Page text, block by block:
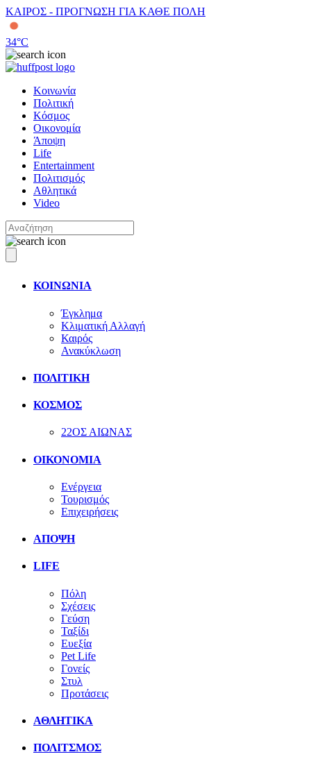
ΚΑΙΡΟΣ - ΠΡΟΓΝΩΣΗ ΓΙΑ ΚΑΘΕ ΠΟΛΗ
34°C
Κοινωνία
Πολιτική
Κόσμος
Οικονομία
Άποψη
Life
Entertainment
Πολιτισμός
Αθλητικά
Video
ΚΟΙΝΩΝΙΑ
Έγκλημα
Κλιματική Αλλαγή
Καιρός
Ανακύκλωση
ΠΟΛΙΤΙΚΗ
ΚΟΣΜΟΣ
22ΟΣ ΑΙΩΝΑΣ
ΟΙΚΟΝΟΜΙΑ
Ενέργεια
Τουρισμός
Επιχειρήσεις
ΑΠΟΨΗ
LIFE
Πόλη
Σχέσεις
Γεύση
Ταξίδι
Ευεξία
Pet Life
Γονείς
Στυλ
Προτάσεις
ΑΘΛΗΤΙΚΑ
ΠΟΛΙΤΣΜΟΣ